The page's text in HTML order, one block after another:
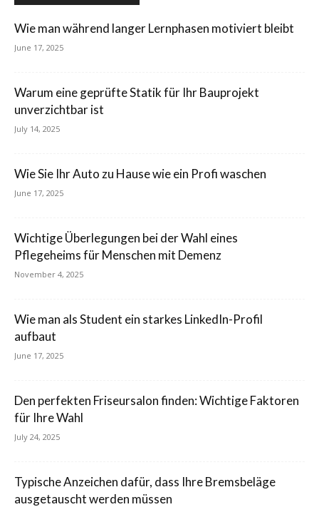
Wie man während langer Lernphasen motiviert bleibt
June 17, 2025
Warum eine geprüfte Statik für Ihr Bauprojekt
unverzichtbar ist
July 14, 2025
Wie Sie Ihr Auto zu Hause wie ein Profi waschen
June 17, 2025
Wichtige Überlegungen bei der Wahl eines
Pflegeheims für Menschen mit Demenz
November 4, 2025
Wie man als Student ein starkes LinkedIn-Profil
aufbaut
June 17, 2025
Den perfekten Friseursalon finden: Wichtige Faktoren
für Ihre Wahl
July 24, 2025
Typische Anzeichen dafür, dass Ihre Bremsbeläge
ausgetauscht werden müssen